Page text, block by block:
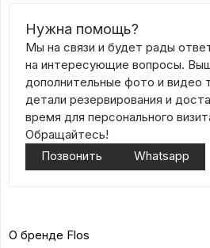
Нужна помощь?
Мы на связи и будет рады
на интересующие вопросы.
дополнительные фото и видео
детали резервирования и
время для персонального
Обращайтесь!
Позвонить
Whatsapp
О бренде Flos